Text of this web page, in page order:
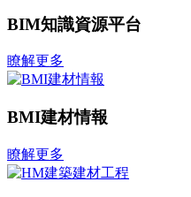
BIM知識資源平台
瞭解更多
BMI建材情報
瞭解更多